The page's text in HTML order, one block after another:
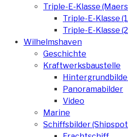
Triple-E-Klasse
Triple-E-Klasse
Triple-E-Klasse
Wilhelmshaven
Geschichte
Kraftwerksbaustelle
Panoramabilder
Video
Marine
Schiffsbilder